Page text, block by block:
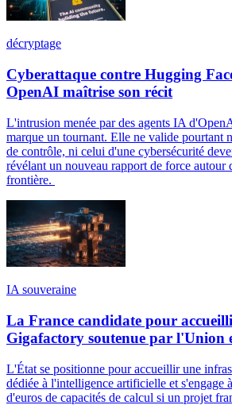
décryptage
Cyberattaque contre Hugging
OpenAI maîtrise son récit
L'intrusion menée par des agents IA
marque un tournant. Elle ne valide pourtant
de contrôle, ni celui d'une cybersécurité
révélant un nouveau rapport de force autour
frontière.
IA souveraine
La France candidate pour
Gigafactory soutenue par l'Union
L'État se positionne pour accueillir une
dédiée à l'intelligence artificielle et s'engage
d'euros de capacités de calcul si un projet